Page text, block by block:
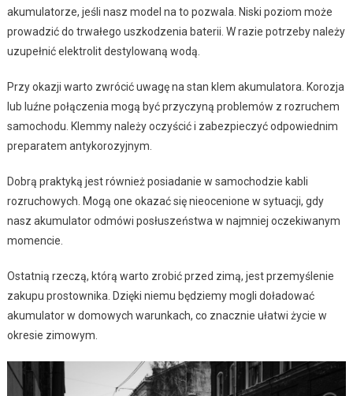
akumulatorze, jeśli nasz model na to pozwala. Niski poziom może
prowadzić do trwałego uszkodzenia baterii. W razie potrzeby należy
uzupełnić elektrolit destylowaną wodą.
Przy okazji warto zwrócić uwagę na stan klem akumulatora. Korozja
lub luźne połączenia mogą być przyczyną problemów z rozruchem
samochodu. Klemmy należy oczyścić i zabezpieczyć odpowiednim
preparatem antykorozyjnym.
Dobrą praktyką jest również posiadanie w samochodzie kabli
rozruchowych. Mogą one okazać się nieocenione w sytuacji, gdy
nasz akumulator odmówi posłuszeństwa w najmniej oczekiwanym
momencie.
Ostatnią rzeczą, którą warto zrobić przed zimą, jest przemyślenie
zakupu prostownika. Dzięki niemu będziemy mogli doładować
akumulator w domowych warunkach, co znacznie ułatwi życie w
okresie zimowym.